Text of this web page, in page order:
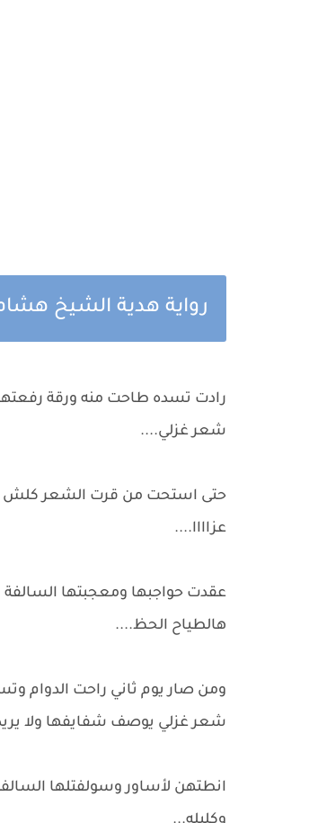
رواية هدية الشيخ
رادت تسده طاحت منه ورقة
شعر غزلي....
حتى استحت من قرت الشعر كلش
عزاااا....
عقدت حواجبها ومعجبتها
هالطياح الحظ....
ومن صار يوم ثاني راحت الدوام
شعر غزلي يوصف شفايفها ولا
انطتهن لأساور وسولفتلها